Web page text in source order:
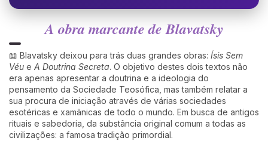
A obra marcante de Blavatsky
📖 Blavatsky deixou para trás duas grandes obras: Ísis Sem
Véu e A Doutrina Secreta. O objetivo destes dois textos não
era apenas apresentar a doutrina e a ideologia do
pensamento da Sociedade Teosófica, mas também relatar a
sua procura de iniciação através de várias sociedades
esotéricas e xamânicas de todo o mundo. Em busca de antigos
rituais e sabedoria, da substância original comum a todas as
civilizações: a famosa tradição primordial.